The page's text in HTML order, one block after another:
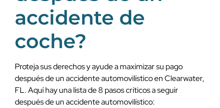
accidente de
coche?
Proteja sus derechos y ayude a maximizar su pago
después de un accidente automovilístico en Clearwater,
FL. Aquí hay una lista de 8 pasos críticos a seguir
después de un accidente automovilístico: